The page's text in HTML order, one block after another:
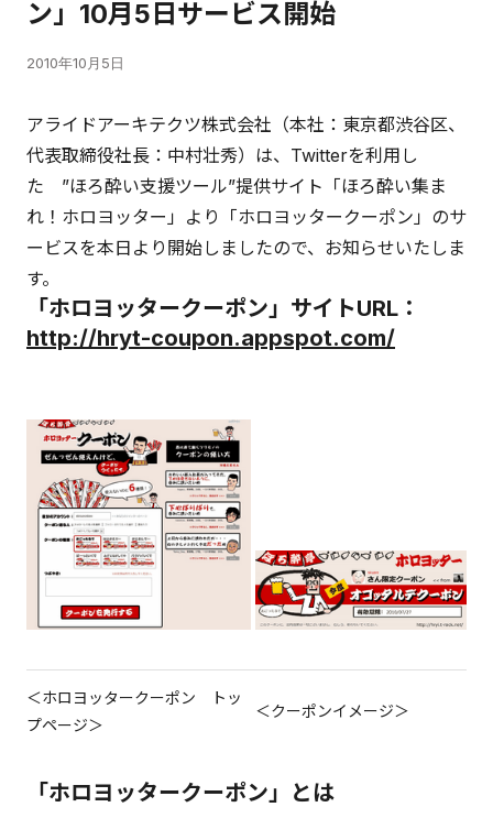
ン」10月5日サービス開始
2010年10月5日
アライドアーキテクツ株式会社（本社：東京都渋谷区、
代表取締役社長：中村壮秀）は、Twitterを利用し
た ”ほろ酔い支援ツール”提供サイト「ほろ酔い集ま
れ！ホロヨッター」より「ホロヨッタークーポン」のサ
ービスを本日より開始しましたので、お知らせいたしま
す。
「ホロヨッタークーポン」サイトURL：
http://hryt-coupon.appspot.com/
＜ホロヨッタークーポン トッ
プページ＞
＜クーポンイメージ＞
「ホロヨッタークーポン」とは